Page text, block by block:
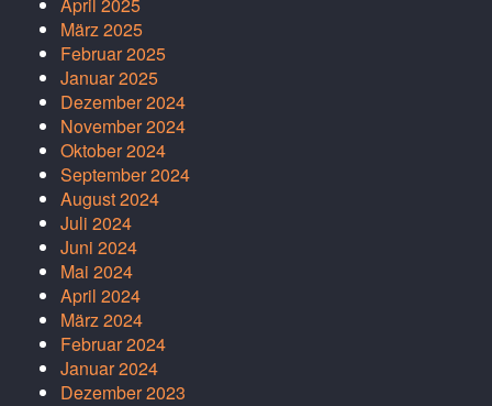
April 2025
März 2025
Februar 2025
Januar 2025
Dezember 2024
November 2024
Oktober 2024
September 2024
August 2024
Juli 2024
Juni 2024
Mai 2024
April 2024
März 2024
Februar 2024
Januar 2024
Dezember 2023